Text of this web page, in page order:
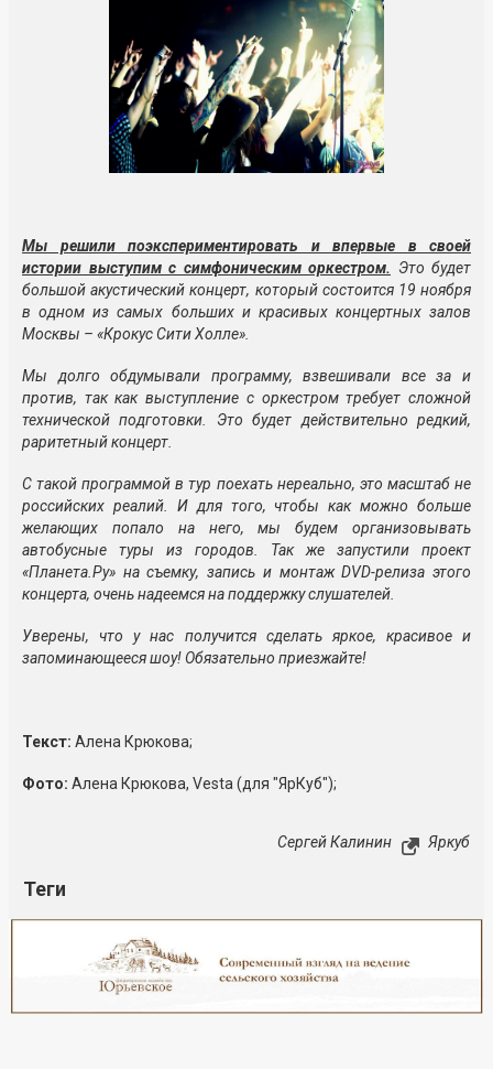
Мы решили поэкспериментировать и впервые в своей
истории выступим с симфоническим оркестром. Это будет
большой акустический концерт, который состоится 19 ноября
в одном из самых больших и красивых концертных залов
Москвы – «Крокус Сити Холле».
Мы долго обдумывали программу, взвешивали все за и
против, так как выступление с оркестром требует сложной
технической подготовки. Это будет действительно редкий,
раритетный концерт.
С такой программой в тур поехать нереально, это масштаб не
российских реалий. И для того, чтобы как можно больше
желающих попало на него, мы будем организовывать
автобусные туры из городов. Так же запустили проект
«Планета.Ру» на съемку, запись и монтаж DVD-релиза этого
концерта, очень надеемся на поддержку слушателей.
Уверены, что у нас получится сделать яркое, красивое и
запоминающееся шоу! Обязательно приезжайте!
Текст: Алена Крюкова;
Фото: Алена Крюкова, Vesta (для "ЯрКуб");
Сергей Калинин Яркуб
Теги